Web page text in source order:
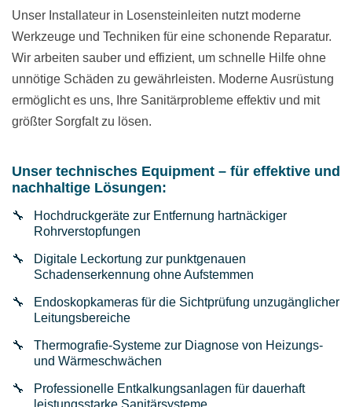
Unser Installateur in Losensteinleiten nutzt moderne
Werkzeuge und Techniken für eine schonende Reparatur.
Wir arbeiten sauber und effizient, um schnelle Hilfe ohne
unnötige Schäden zu gewährleisten. Moderne Ausrüstung
ermöglicht es uns, Ihre Sanitärprobleme effektiv und mit
größter Sorgfalt zu lösen.
Unser technisches Equipment – für effektive und
nachhaltige Lösungen:
Hochdruckgeräte zur Entfernung hartnäckiger
Rohrverstopfungen
Digitale Leckortung zur punktgenauen
Schadenserkennung ohne Aufstemmen
Endoskopkameras für die Sichtprüfung unzugänglicher
Leitungsbereiche
Thermografie-Systeme zur Diagnose von Heizungs-
und Wärmeschwächen
Professionelle Entkalkungsanlagen für dauerhaft